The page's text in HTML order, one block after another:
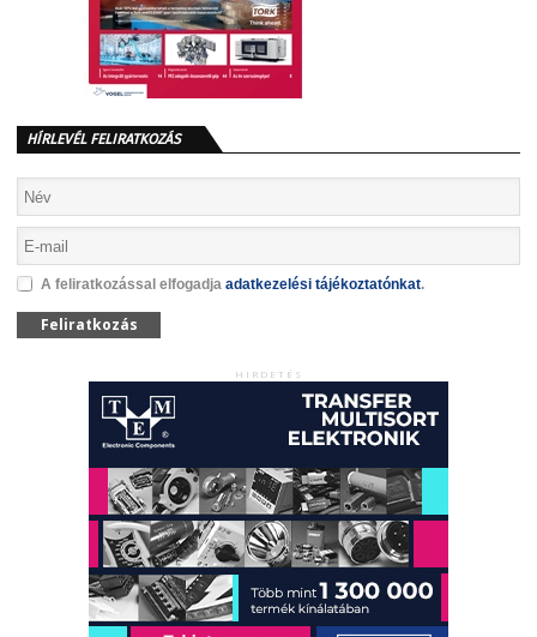
HÍRLEVÉL FELIRATKOZÁS
A feliratkozással elfogadja adatkezelési tájékoztatónkat.
Feliratkozás
HIRDETÉS